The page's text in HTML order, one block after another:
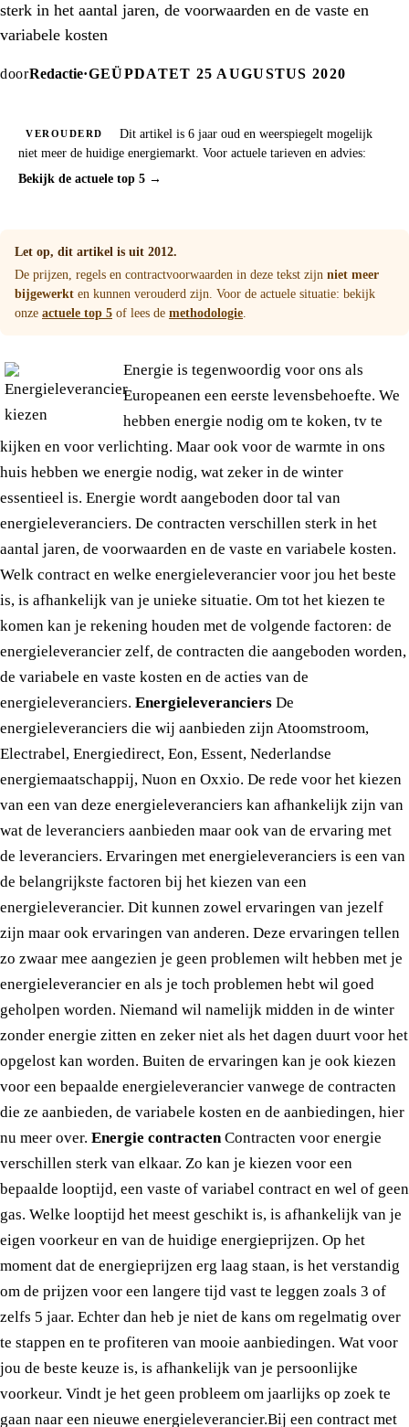
sterk in het aantal jaren, de voorwaarden en de vaste en
variabele kosten
doorRedactie·GEÜPDATET 25 AUGUSTUS 2020
VEROUDERD
Dit artikel is 6 jaar oud en weerspiegelt mogelijk
niet meer de huidige energiemarkt. Voor actuele tarieven en advies:
Bekijk de actuele top 5 →
Let op, dit artikel is uit 2012.
De prijzen, regels en contractvoorwaarden in deze tekst zijn niet meer
bijgewerkt en kunnen verouderd zijn. Voor de actuele situatie: bekijk
onze actuele top 5 of lees de methodologie.
Energie is tegenwoordig voor ons als
Europeanen een eerste levensbehoefte. We
hebben energie nodig om te koken, tv te
kijken en voor verlichting. Maar ook voor de warmte in ons
huis hebben we energie nodig, wat zeker in de winter
essentieel is. Energie wordt aangeboden door tal van
energieleveranciers. De contracten verschillen sterk in het
aantal jaren, de voorwaarden en de vaste en variabele kosten.
Welk contract en welke energieleverancier voor jou het beste
is, is afhankelijk van je unieke situatie. Om tot het kiezen te
komen kan je rekening houden met de volgende factoren: de
energieleverancier zelf, de contracten die aangeboden worden,
de variabele en vaste kosten en de acties van de
energieleveranciers. Energieleveranciers De
energieleveranciers die wij aanbieden zijn Atoomstroom,
Electrabel, Energiedirect, Eon, Essent, Nederlandse
energiemaatschappij, Nuon en Oxxio. De rede voor het kiezen
van een van deze energieleveranciers kan afhankelijk zijn van
wat de leveranciers aanbieden maar ook van de ervaring met
de leveranciers. Ervaringen met energieleveranciers is een van
de belangrijkste factoren bij het kiezen van een
energieleverancier. Dit kunnen zowel ervaringen van jezelf
zijn maar ook ervaringen van anderen. Deze ervaringen tellen
zo zwaar mee aangezien je geen problemen wilt hebben met je
energieleverancier en als je toch problemen hebt wil goed
geholpen worden. Niemand wil namelijk midden in de winter
zonder energie zitten en zeker niet als het dagen duurt voor het
opgelost kan worden. Buiten de ervaringen kan je ook kiezen
voor een bepaalde energieleverancier vanwege de contracten
die ze aanbieden, de variabele kosten en de aanbiedingen, hier
nu meer over. Energie contractenContracten voor energie
verschillen sterk van elkaar. Zo kan je kiezen voor een
bepaalde looptijd, een vaste of variabel contract en wel of geen
gas. Welke looptijd het meest geschikt is, is afhankelijk van je
eigen voorkeur en van de huidige energieprijzen. Op het
moment dat de energieprijzen erg laag staan, is het verstandig
om de prijzen voor een langere tijd vast te leggen zoals 3 of
zelfs 5 jaar. Echter dan heb je niet de kans om regelmatig over
te stappen en te profiteren van mooie aanbiedingen. Wat voor
jou de beste keuze is, is afhankelijk van je persoonlijke
voorkeur. Vindt je het geen probleem om jaarlijks op zoek te
gaan naar een nieuwe energieleverancier.Bij een contract met